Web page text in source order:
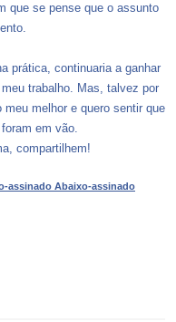
que se pense que o assunto
prática, continuaria a ganhar
trabalho. Mas, talvez por
melhor e quero sentir que
em vão.
compartilhem!
assinado Abaixo-assinado